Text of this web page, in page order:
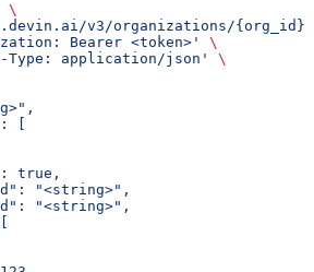
\
v3/organizations/{org_id}/
Bearer <token>'
\
Type: application/json'
\
[
true,
"<string>",
"<string>",